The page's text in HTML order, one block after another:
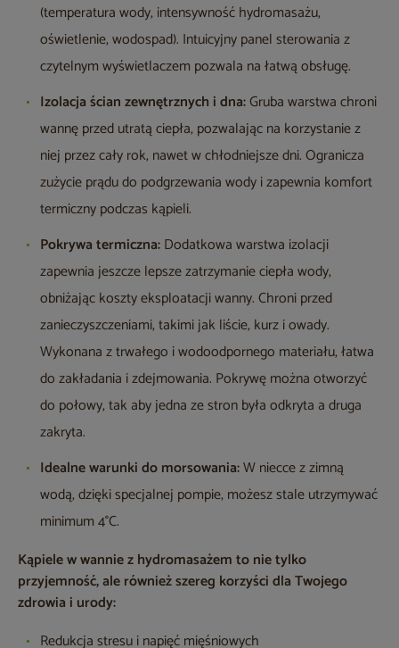
(temperatura wody, intensywność hydromasażu,
oświetlenie, wodospad). Intuicyjny panel sterowania z
czytelnym wyświetlaczem pozwala na łatwą obsługę.
Izolacja ścian zewnętrznych i dna:Gruba warstwa chroni
wannę przed utratą ciepła, pozwalając na korzystanie z
niej przez cały rok, nawet w chłodniejsze dni. Ogranicza
zużycie prądu do podgrzewania wody i zapewnia komfort
termiczny podczas kąpieli.
Pokrywa termiczna:Dodatkowa warstwa izolacji
zapewnia jeszcze lepsze zatrzymanie ciepła wody,
obniżając koszty eksploatacji wanny. Chroni przed
zanieczyszczeniami, takimi jak liście, kurz i owady.
Wykonana z trwałego i wodoodpornego materiału, łatwa
do zakładania i zdejmowania. Pokrywę można otworzyć
do połowy, tak aby jedna ze stron była odkryta a druga
zakryta.
Idealne warunki do morsowania:W niecce z zimną
wodą, dzięki specjalnej pompie, możesz stale utrzymywać
minimum 4°C.
Kąpiele w wannie z hydromasażem to nie tylko
przyjemność, ale również szereg korzyści dla Twojego
zdrowia i urody:
Redukcja stresu i napięć mięśniowych